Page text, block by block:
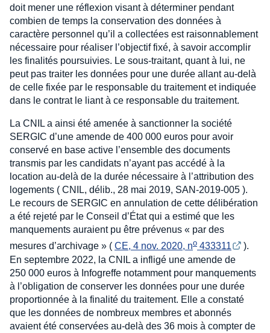
doit mener une réflexion visant à déterminer pendant
combien de temps la conservation des données à
caractère personnel qu’il a collectées est raisonnablement
nécessaire pour réaliser l’objectif fixé, à savoir accomplir
les finalités poursuivies. Le sous-traitant, quant à lui, ne
peut pas traiter les données pour une durée allant au-delà
de celle fixée par le responsable du traitement et indiquée
dans le contrat le liant à ce responsable du traitement.
La CNIL a ainsi été amenée à sanctionner la société
SERGIC d’une amende de 400 000 euros pour avoir
conservé en base active l’ensemble des documents
transmis par les candidats n’ayant pas accédé à la
location au-delà de la durée nécessaire à l’attribution des
logements ( CNIL, délib., 28 mai 2019, SAN-2019-005 ).
Le recours de SERGIC en annulation de cette délibération
a été rejeté par le Conseil d’État qui a estimé que les
manquements auraient pu être prévenus « par des
mesures d’archivage » ( CE, 4 nov. 2020, no 433311
).
En septembre 2022, la CNIL a infligé une amende de
250 000 euros à Infogreffe notamment pour manquements
à l’obligation de conserver les données pour une durée
proportionnée à la finalité du traitement. Elle a constaté
que les données de nombreux membres et abonnés
avaient été conservées au-delà des 36 mois à compter de